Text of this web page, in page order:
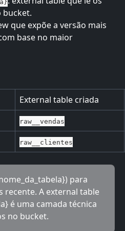
bucket.
que expõe a versão mais
base no maior
External table criada
raw__vendas
raw__clientes
para
recente. A external table
é uma camada técnica
no bucket.